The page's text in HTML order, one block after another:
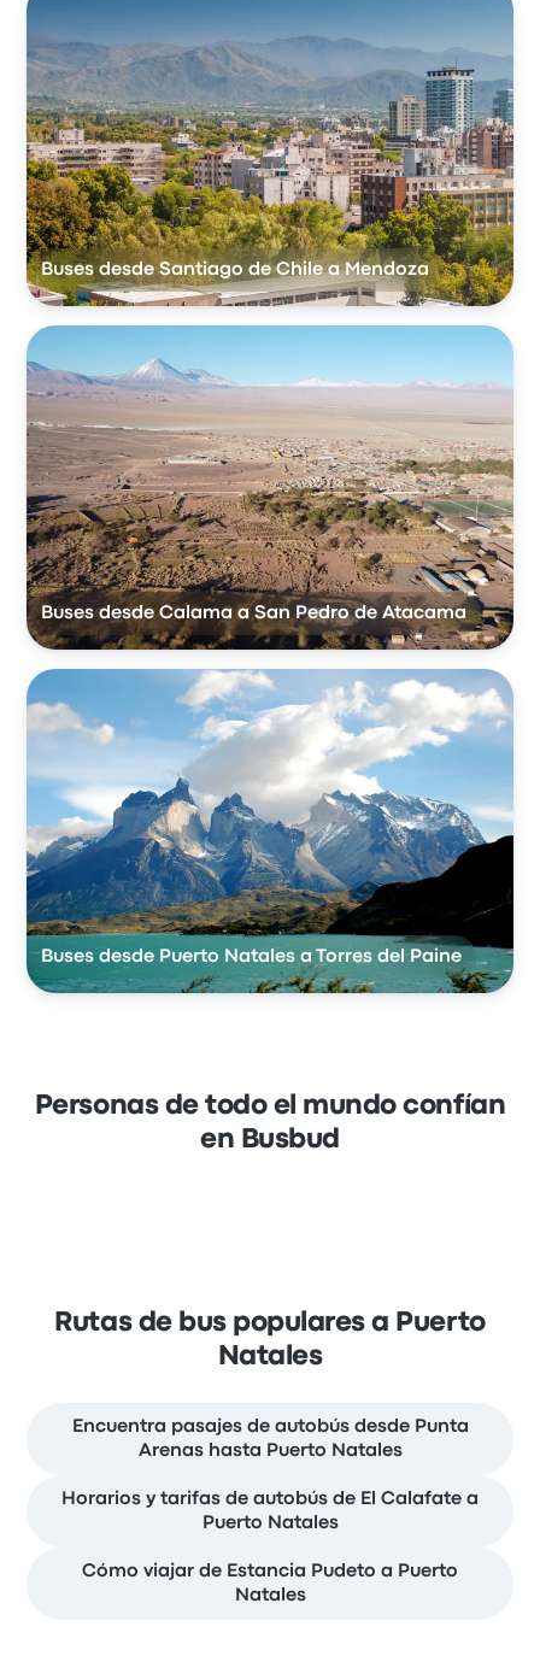
Buses desde Santiago de Chile a Mendoza
Buses desde Calama a San Pedro de Atacama
Buses desde Puerto Natales a Torres del Paine
Personas de todo el mundo confían
en Busbud
Rutas de bus populares a Puerto
Natales
Encuentra pasajes de autobús desde Punta
Arenas hasta Puerto Natales
Horarios y tarifas de autobús de El Calafate a
Puerto Natales
Cómo viajar de Estancia Pudeto a Puerto
Natales